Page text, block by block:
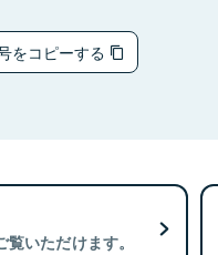
をコピーする
いただけます。